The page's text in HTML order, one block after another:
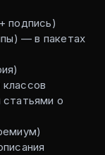
подпись)
— в пакетах
статьями о